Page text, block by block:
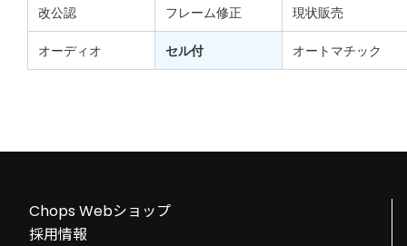
改公認 フレーム修正 現状販売
オーディオ セル付 オートマチック
Chops Webショップ
採用情報